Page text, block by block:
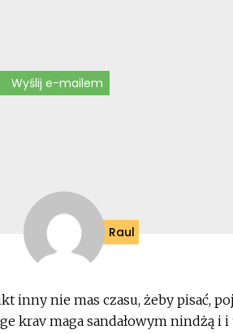
Wyślij e-mailem
Raul
inny nie mas czasu, żeby pisać,
krav maga sandałowym nindżą i